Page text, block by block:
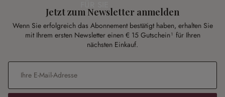
Jetzt zum Newsletter anmelden
Wenn Sie erfolgreich das Abonnement bestätigt haben, erhalten Sie
mit Ihrem ersten Newsletter einen € 15 Gutschein¹ für Ihren
nächsten Einkauf.
E-Mail-Adresse